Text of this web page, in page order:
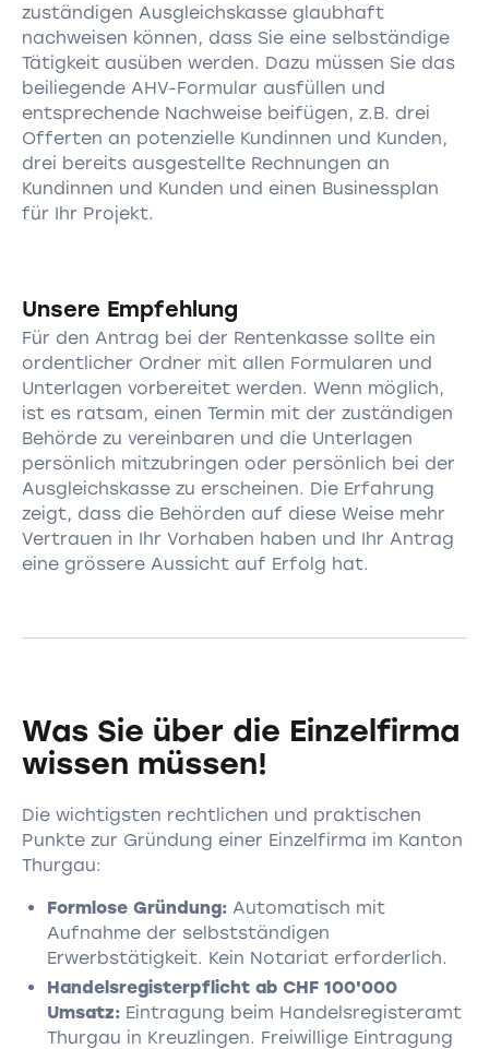
zuständigen Ausgleichskasse glaubhaft
nachweisen können, dass Sie eine selbständige
Tätigkeit ausüben werden. Dazu müssen Sie das
beiliegende AHV-Formular ausfüllen und
entsprechende Nachweise beifügen, z.B. drei
Offerten an potenzielle Kundinnen und Kunden,
drei bereits ausgestellte Rechnungen an
Kundinnen und Kunden und einen Businessplan
für Ihr Projekt.
Unsere Empfehlung
Für den Antrag bei der Rentenkasse sollte ein
ordentlicher Ordner mit allen Formularen und
Unterlagen vorbereitet werden. Wenn möglich,
ist es ratsam, einen Termin mit der zuständigen
Behörde zu vereinbaren und die Unterlagen
persönlich mitzubringen oder persönlich bei der
Ausgleichskasse zu erscheinen. Die Erfahrung
zeigt, dass die Behörden auf diese Weise mehr
Vertrauen in Ihr Vorhaben haben und Ihr Antrag
eine grössere Aussicht auf Erfolg hat.
Was Sie über die Einzelfirma
wissen müssen!
Die wichtigsten rechtlichen und praktischen
Punkte zur Gründung einer Einzelfirma im Kanton
Thurgau:
Formlose Gründung: Automatisch mit
Aufnahme der selbstständigen
Erwerbstätigkeit. Kein Notariat erforderlich.
Handelsregisterpflicht ab CHF 100'000
Umsatz: Eintragung beim Handelsregisteramt
Thurgau in Kreuzlingen. Freiwillige Eintragung